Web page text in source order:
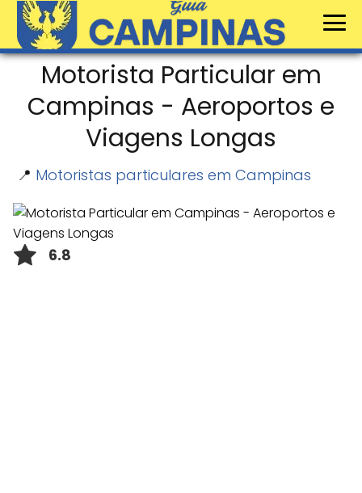
Motorista Particular em
Campinas - Aeroportos e
Viagens Longas
📍 Motoristas particulares em Campinas
6.8